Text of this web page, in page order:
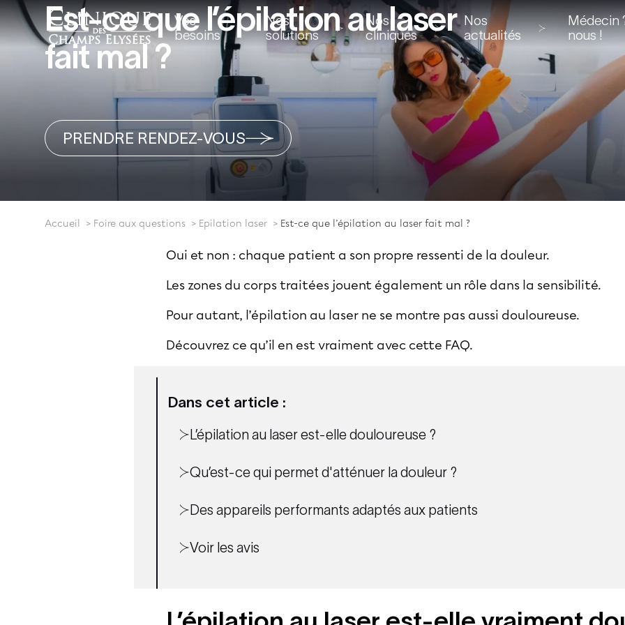
Vos
besoins
Nos
solutions
Nos
cliniques
Nos
actualités
Médecin
nous !
Est-ce que l’épilation au laser
fait mal ?
PRENDRE RENDEZ-VOUS
Accueil Foire aux questions Epilation laser Est-ce que l’épilation au laser fait mal ?
Oui et non : chaque patient a son propre ressenti de la douleur.
Les zones du corps traitées jouent également un rôle dans la sensibilité.
Pour autant, l’épilation au laser ne se montre pas aussi douloureuse.
Découvrez ce qu’il en est vraiment avec cette FAQ.
Dans cet article :
L’épilation au laser est-elle douloureuse ?
Qu’est-ce qui permet d'atténuer la douleur ?
Des appareils performants adaptés aux patients
Voir les avis